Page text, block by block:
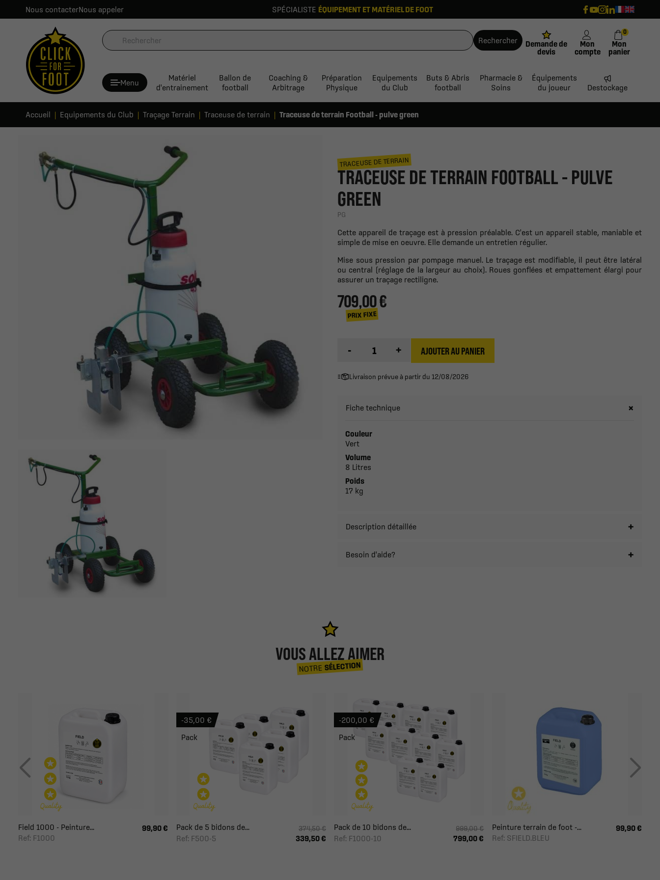
Nous contacterNous appeler SPÉCIALISTE ÉQUIPEMENT ET MATÉRIEL DE FOOT
Rechercher
Demande de
devis
Mon
compte
Mon
panier
0
Menu
Matériel
d'entrainement
Ballon de
football
Coaching &
Arbitrage
Préparation
Physique
Equipements
du Club
Buts & Abris
football
Pharmacie &
Soins
Équipements
du joueur
Destockage
Accueil Equipements du Club Traçage Terrain Traceuse de terrain Traceuse de terrain Football - pulve green
TRACEUSE DE TERRAIN
TRACEUSE DE TERRAIN FOOTBALL - PULVE
GREEN
PG
Cette appareil de traçage est à pression préalable. C'est un appareil stable, maniable et
simple de mise en oeuvre. Elle demande un entretien régulier.
Mise sous pression par pompage manuel. Le traçage est modifiable, il peut être latéral
ou central (réglage de la largeur au choix). Roues gonflées et empattement élargi pour
assurer un traçage rectiligne.
709,00 €
PRIX FIXE
- + AJOUTER AU PANIER
Livraison prévue à partir du 12/08/2026
Fiche technique
Couleur
Vert
Volume
8 Litres
Poids
17 kg
Description détaillée
Besoin d'aide?
VOUS ALLEZ AIMER
NOTRESÉLECTION
Field 1000 - Peinture...
Ref: F1000
99,90 €
Pack de 5 bidons de...
Ref: F500-5
374,50 €
339,50 €
-35,00 €
Pack
Pack de 10 bidons de...
Ref: F1000-10
999,00 €
799,00 €
-200,00 €
Pack
Peinture terrain de foot -...
Ref: SFIELD.BLEU
99,90 €